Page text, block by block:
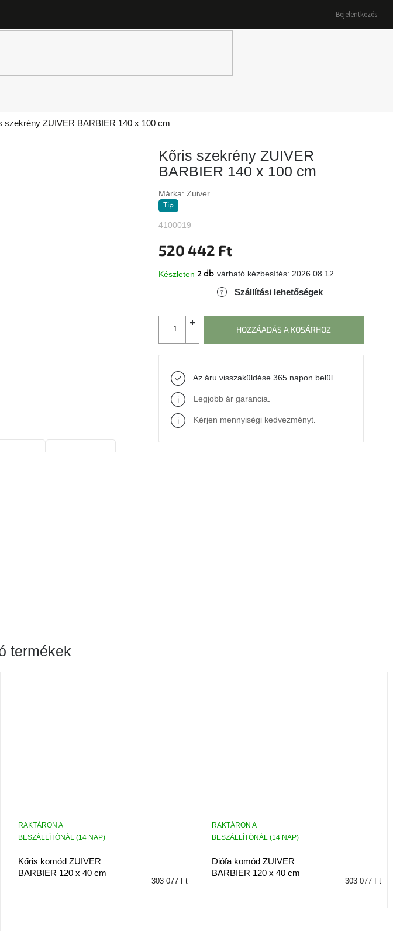
Bejelentkezés
szekrény ZUIVER BARBIER 140 x 100 cm
Kőris szekrény ZUIVER
BARBIER 140 x 100 cm
Márka: Zuiver
Tip
4100019
520 442 Ft
Készleten várható kézbesítés: 2026.08.12
Szállítási lehetőségek
2 db
HOZZÁADÁS A KOSÁRHOZ
Az áru visszaküldése 365 napon belül.
Legjobb ár garancia
Kérjen mennyiségi kedvezményt.
termékek
Kőris komód ZUIVER
BARBIER 120 x 40 cm
RAKTÁRON A
BESZÁLLÍTÓNÁL (14 NAP)
303 077 Ft
Diófa komód ZUIVER
BARBIER 120 x 40 cm
RAKTÁRON A
BESZÁLLÍTÓNÁL (14 NAP)
303 077 Ft